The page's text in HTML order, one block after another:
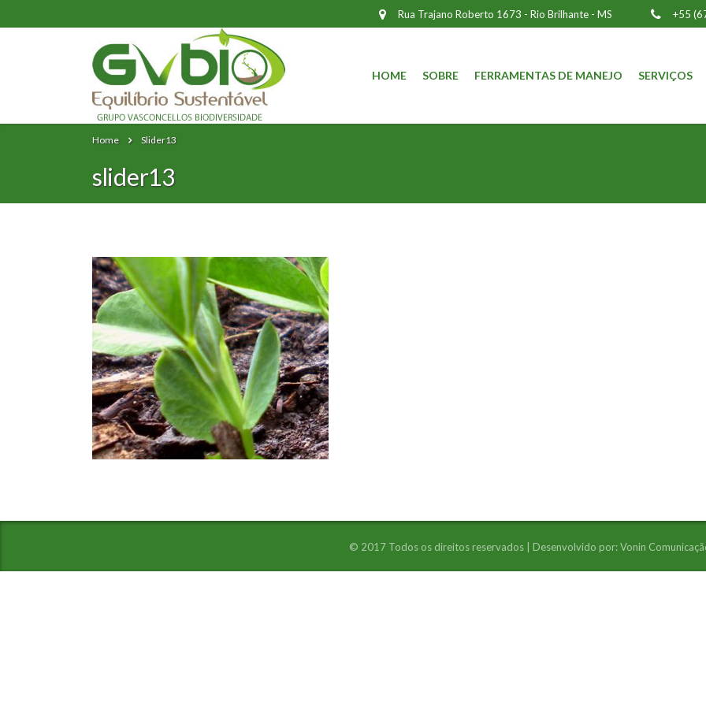
Rua Trajano Roberto 1673 - Rio Brilhante - MS +55
HOME SOBRE FERRAMENTAS DE MANEJO SERVIÇOS
Home Slider13
slider13
© 2017 Todos os direitos reservados | Desenvolvido por:Vonin